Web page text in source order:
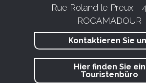
Rue Roland le Preux -
ROCAMADOUR
Kontaktieren Sie
Hier finden Sie ein
Touristenbüro